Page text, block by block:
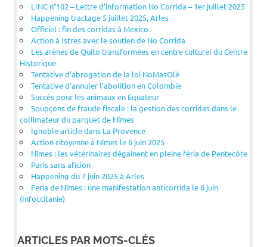
LINC n°102 – Lettre d’information No Corrida – 1er juillet 2025
Happening tractage 5 juillet 2025, Arles
Officiel : fin des corridas à Mexico
Action à Istres avec le soutien de No Corrida
Les arènes de Quito transformées en centre culturel du Centre
Historique
Tentative d’abrogation de la loi NoMasOlé
Tentative d’annuler l’abolition en Colombie
Succès pour les animaux en Equateur
Soupçons de fraude fiscale : la gestion des corridas dans le
collimateur du parquet de Nîmes
Ignoble article dans La Provence
Action citoyenne à Nîmes le 6 juin 2025
Nîmes : les vétérinaires dégainent en pleine féria de Pentecôte
Paris sans aficion
Happening du 7 juin 2025 à Arles
Feria de Nîmes : une manifestation anticorrida le 6 juin
(Infoccitanie)
ARTICLES PAR MOTS-CLÉS